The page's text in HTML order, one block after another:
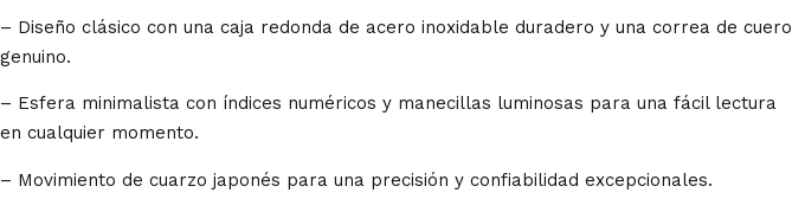
– Diseño clásico con una caja redonda de acero inoxidable duradero y una correa de cuero
genuino.
– Esfera minimalista con índices numéricos y manecillas luminosas para una fácil lectura
en cualquier momento.
– Movimiento de cuarzo japonés para una precisión y confiabilidad excepcionales.